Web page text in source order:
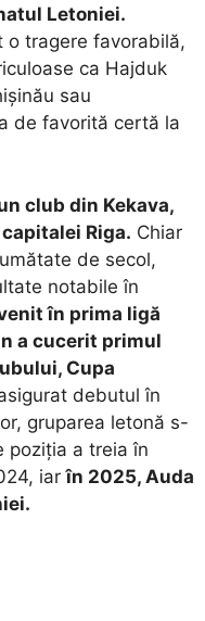
Letoniei.
o tragere favorabilă,
ca Hajduk
sau
de favorită certă la
club din Kekava,
Riga. Chiar
de secol,
notabile în
în prima ligă
a cucerit primul
Cupa
debutul în
gruparea letonă s-
poziția a treia în
iarîn 2025, Auda